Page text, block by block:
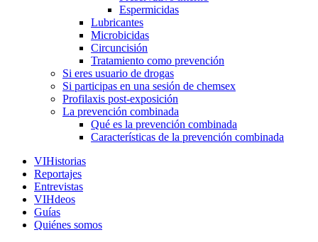
Espermicidas
Lubricantes
Microbicidas
Circuncisión
Tratamiento como prevención
Si eres usuario de drogas
Si participas en una sesión de chemsex
Profilaxis post-exposición
La prevención combinada
Qué es la prevención combinada
Características de la prevención combinada
VIHistorias
Reportajes
Entrevistas
VIHdeos
Guías
Quiénes somos